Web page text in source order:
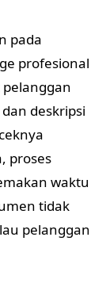
pada
profesional
pelanggan
deskripsi
proses
waktu
tidak
pelanggan